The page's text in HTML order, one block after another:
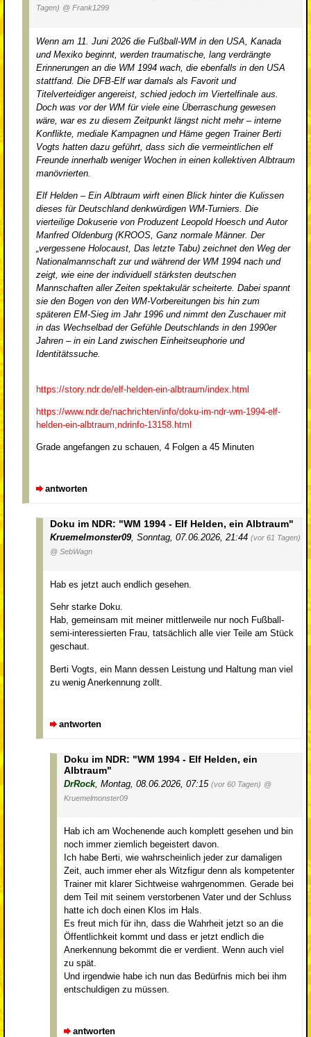
Tagen) @ Frank1299
Wenn am 11. Juni 2026 die Fußball-WM in den USA, Kanada
und Mexiko beginnt, werden traumatische, lang verdrängte
Erinnerungen an die WM 1994 wach, die ebenfalls in den USA
stattfand. Die DFB-Elf war damals als Favorit und
Titelverteidiger angereist, schied jedoch im Viertelfinale aus.
Doch was vor der WM für viele eine Überraschung gewesen
wäre, war es zu diesem Zeitpunkt längst nicht mehr – interne
Konflikte, mediale Kampagnen und Häme gegen Trainer Berti
Vogts hatten dazu geführt, dass sich die vermeintlichen elf
Freunde innerhalb weniger Wochen in einen kollektiven Albtraum
manövrierten.
Elf Helden – Ein Albtraum wirft einen Blick hinter die Kulissen
dieses für Deutschland denkwürdigen WM-Turniers. Die
vierteilige Dokuserie von Produzent Leopold Hoesch und Autor
Manfred Oldenburg (KROOS, Ganz normale Männer. Der
„vergessene Holocaust, Das letzte Tabu) zeichnet den Weg der
Nationalmannschaft zur und während der WM 1994 nach und
zeigt, wie eine der individuell stärksten deutschen
Mannschaften aller Zeiten spektakulär scheiterte. Dabei spannt
sie den Bogen von den WM-Vorbereitungen bis hin zum
späteren EM-Sieg im Jahr 1996 und nimmt den Zuschauer mit
in das Wechselbad der Gefühle Deutschlands in den 1990er
Jahren – in ein Land zwischen Einheits­euphorie und
Identitätssuche.
https://story.ndr.de/elf-helden-ein-albtraum/index.html
https://www.ndr.de/nachrichten/info/doku-im-ndr-wm-1994-elf-
helden-ein-albtraum,ndrinfo-13158.html
Grade angefangen zu schauen, 4 Folgen a 45 Minuten
antworten
Doku im NDR: "WM 1994 - Elf Helden, ein Albtraum"
Kruemelmonster09, Sonntag, 07.06.2026, 21:44 (vor 61 Tagen)
@ SebWagn
Hab es jetzt auch endlich gesehen.
Sehr starke Doku.
Hab, gemeinsam mit meiner mittlerweile nur noch Fußball-
semi-interessierten Frau, tatsächlich alle vier Teile am Stück
geschaut.
Berti Vogts, ein Mann dessen Leistung und Haltung man viel
zu wenig Anerkennung zollt.
antworten
Doku im NDR: "WM 1994 - Elf Helden, ein
Albtraum"
DrRock, Montag, 08.06.2026, 07:15 (vor 60 Tagen) @
Kruemelmonster09
Hab ich am Wochenende auch komplett gesehen und bin
noch immer ziemlich begeistert davon.
Ich habe Berti, wie wahrscheinlich jeder zur damaligen
Zeit, auch immer eher als Witzfigur denn als kompetenter
Trainer mit klarer Sichtweise wahrgenommen. Gerade bei
dem Teil mit seinem verstorbenen Vater und der Schluss
hatte ich doch einen Klos im Hals.
Es freut mich für ihn, dass die Wahrheit jetzt so an die
Öffentlichkeit kommt und dass er jetzt endlich die
Anerkennung bekommt die er verdient. Wenn auch viel
zu spät.
Und irgendwie habe ich nun das Bedürfnis mich bei ihm
entschuldigen zu müssen.
antworten